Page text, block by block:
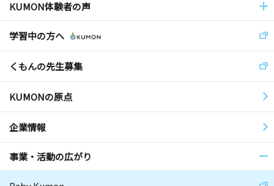
KUMON体験者の声
学習中の方へ
くもんの先生募集
KUMONの原点
企業情報
事業・活動の広がり